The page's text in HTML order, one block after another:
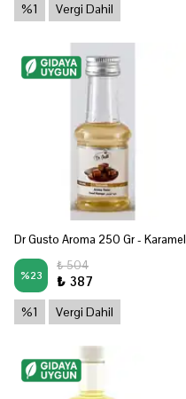
%1 Vergi Dahil
Dr Gusto Aroma 250 Gr - Karamel
%23
₺ 504
₺ 387
%1 Vergi Dahil